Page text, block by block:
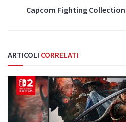
Capcom Fighting
ARTICOLI CORRELATI